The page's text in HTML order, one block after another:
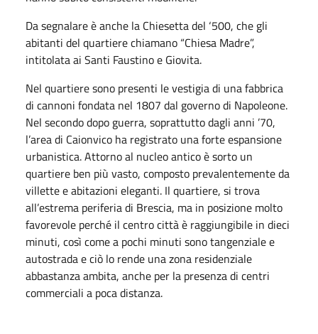
Da segnalare è anche la Chiesetta del ‘500, che gli
abitanti del quartiere chiamano “Chiesa Madre”,
intitolata ai Santi Faustino e Giovita.
Nel quartiere sono presenti le vestigia di una fabbrica
di cannoni fondata nel 1807 dal governo di Napoleone.
Nel secondo dopo guerra, soprattutto dagli anni ’70,
l’area di Caionvico ha registrato una forte espansione
urbanistica. Attorno al nucleo antico è sorto un
quartiere ben più vasto, composto prevalentemente da
villette e abitazioni eleganti. Il quartiere, si trova
all’estrema periferia di Brescia, ma in posizione molto
favorevole perché il centro città è raggiungibile in dieci
minuti, così come a pochi minuti sono tangenziale e
autostrada e ciò lo rende una zona residenziale
abbastanza ambita, anche per la presenza di centri
commerciali a poca distanza.